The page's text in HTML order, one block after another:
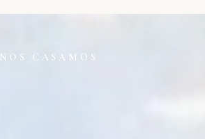
NOS CASAMOS